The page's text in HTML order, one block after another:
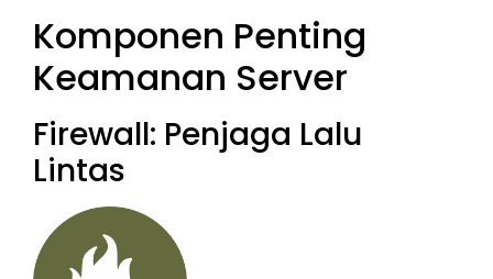
Komponen Penting
Keamanan Server
Firewall: Penjaga Lalu
Lintas